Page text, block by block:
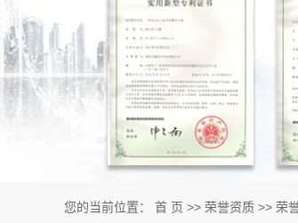
耳机座
针座/
您的当前位置： 首 页 >> 荣誉资质 >> 荣